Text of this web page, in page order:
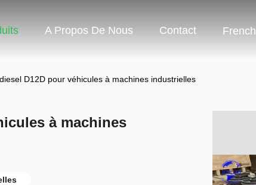
A Propos De Nous Contact French
D12D pour véhicules à machines industrielles
à machines